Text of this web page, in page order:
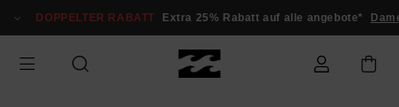
zur
springen
DOPPELTER RABATT Extra 25% Rabatt auf alle angebote*